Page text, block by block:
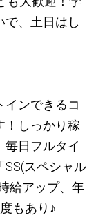
、土日はし
インできるコ
！しっかり稼
毎日フルタイ
SS(スペシャル
給アップ、年
もあり ♪